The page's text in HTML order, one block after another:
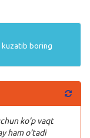
kuzatib boring
ko’p vaqt
ham o’tadi